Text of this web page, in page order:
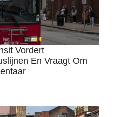
Vordert
En Vraagt ​​om